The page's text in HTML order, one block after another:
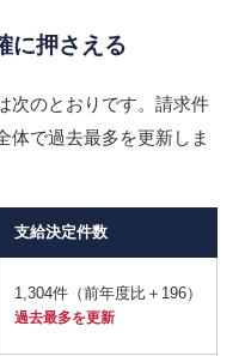
に押さえる
次のとおりです。請求件
体で過去最多を更新しま
支給決定件数
1,304件（前年度比＋196）
過去最多を更新